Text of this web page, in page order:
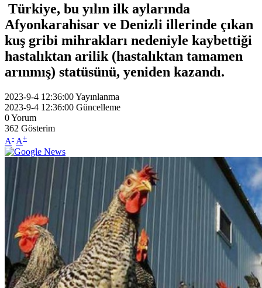
Türkiye, bu yılın ilk aylarında
Afyonkarahisar ve Denizli illerinde çıkan
kuş gribi mihrakları nedeniyle kaybettiği
hastalıktan arilik (hastalıktan tamamen
arınmış) statüsünü, yeniden kazandı.
2023-9-4 12:36:00Yayınlanma
2023-9-4 12:36:00 Güncelleme
0Yorum
362 Gösterim
A- A+